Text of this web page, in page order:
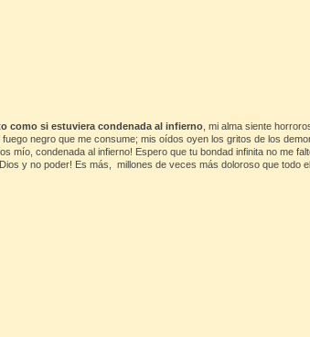
como si estuviera condenada al infierno , mi alma siente
negro que me consume; mis oídos oyen los gritos de los
mío, condenada al infierno! Espero que tu bondad infinita no me
y no poder! Es más, millones de veces más doloroso que todo